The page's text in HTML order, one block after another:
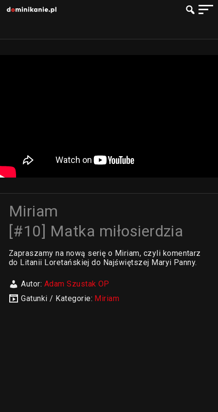
Miriam
[#10] Matka miłosierdzia
Zapraszamy na nową serię o Miriam, czyli komentarz
do Litanii Loretańskiej do Najświętszej Maryi Panny.
Autor: Adam Szustak OP
Gatunki / Kategorie: Miriam